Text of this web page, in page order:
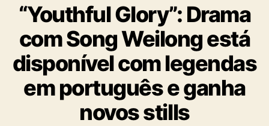
t
e
g
o
r
i
a
“Youthful Glory”: Drama
com Song Weilong está
disponível com legendas
em português e ganha
novos stills